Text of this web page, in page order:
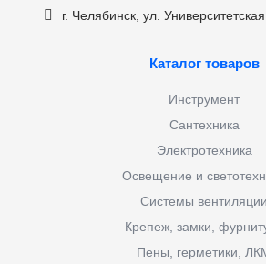
г. Челябинск, ул.
Каталог товаров
Инструмент
Сантехника
Электротехника
Освещение и
Системы вентиляции
Крепеж, замки,
Пены, герметики,